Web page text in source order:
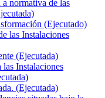
normativa de las
(Ejecutado)
las Instalaciones
(Ejecutada)
las Instalaciones
(Ejecutada)